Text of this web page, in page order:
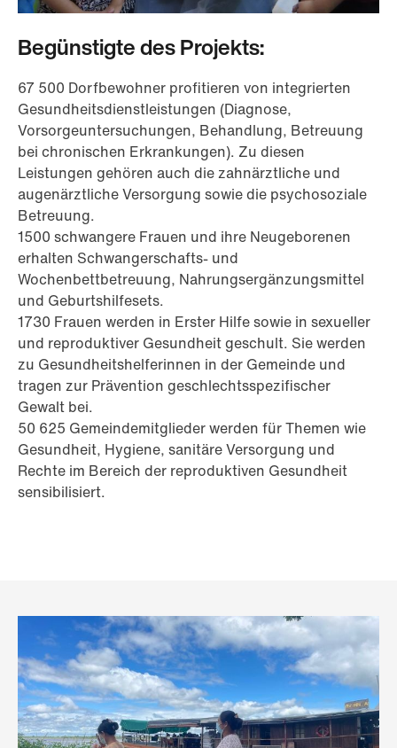
Begünstigte des Projekts:
67 500 Dorfbewohner profitieren von integrierten
Gesundheitsdienstleistungen (Diagnose,
Vorsorgeuntersuchungen, Behandlung, Betreuung
bei chronischen Erkrankungen). Zu diesen
Leistungen gehören auch die zahnärztliche und
augenärztliche Versorgung sowie die psychosoziale
Betreuung.
1500 schwangere Frauen und ihre Neugeborenen
erhalten Schwangerschafts- und
Wochenbettbetreuung, Nahrungsergänzungsmittel
und Geburtshilfesets.
1730 Frauen werden in Erster Hilfe sowie in sexueller
und reproduktiver Gesundheit geschult. Sie werden
zu Gesundheitshelferinnen in der Gemeinde und
tragen zur Prävention geschlechtsspezifischer
Gewalt bei.
50 625 Gemeindemitglieder werden für Themen wie
Gesundheit, Hygiene, sanitäre Versorgung und
Rechte im Bereich der reproduktiven Gesundheit
sensibilisiert.